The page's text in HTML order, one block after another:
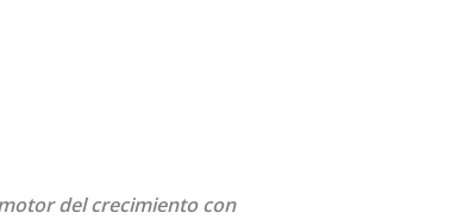
del crecimiento con